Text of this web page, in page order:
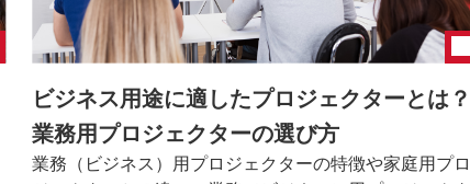
ビジネス用途に適したプロジェクターとは？
業務用プロジェクターの選び方
業務（ビジネス）用プロジェクターの特徴や家庭用プロ